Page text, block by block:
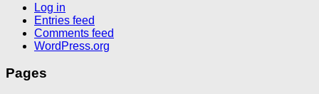
Log in
Entries feed
Comments feed
WordPress.org
Pages